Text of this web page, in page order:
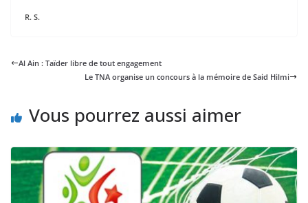
R. S.
Al Ain : Taïder libre de tout engagement
Le TNA organise un concours à la mémoire de Said Hilmi
Vous pourrez aussi aimer